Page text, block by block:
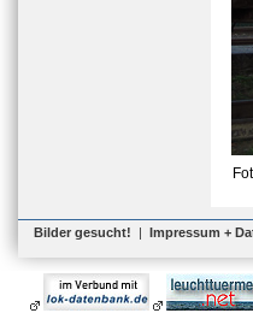
Bilder gesucht! | Impressum +